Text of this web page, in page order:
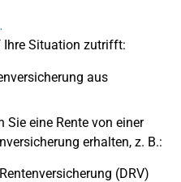
Ihre Situation zutrifft:
aus
Sie eine Rente von einer
erhalten, z. B.:
(DRV)